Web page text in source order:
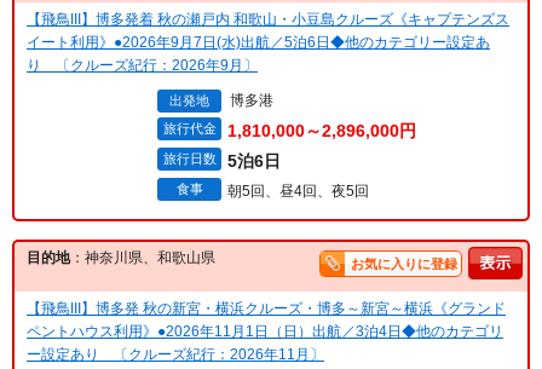
【飛鳥III】博多発着 秋の瀬戸内 和歌山・小豆島クルーズ《キャプテンズス
イート利用》●2026年9月7日(水)出航／5泊6日◆他のカテゴリー設定あ
り 〔クルーズ紀行：2026年9月〕
出発地 博多港
旅行代金 1,810,000～2,896,000円
旅行日数 5泊6日
食事 朝5回、昼4回、夜5回
目的地：神奈川県、和歌山県 お気に入りに登録
【飛鳥III】博多発 秋の新宮・横浜クルーズ・博多～新宮～横浜《グランド
ペントハウス利用》●2026年11月1日（日）出航／3泊4日◆他のカテゴリ
ー設定あり 〔クルーズ紀行：2026年11月〕